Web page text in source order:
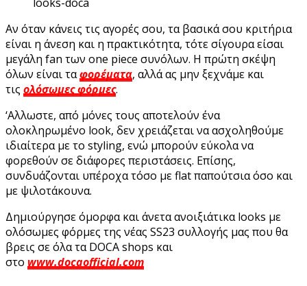
Αν όταν κάνεις τις αγορές σου, τα βασικά σου κριτήρια
είναι η άνεση και η πρακτικότητα, τότε σίγουρα είσαι
μεγάλη fan των one piece συνόλων. Η πρώτη σκέψη
όλων είναι ταφορέματα, αλλά ας μην ξεχνάμε και
τις ολόσωμες φόρμες.
‘Αλλωστε, από μόνες τους αποτελούν ένα
ολοκληρωμένο look, δεν χρειάζεται να ασχοληθούμε
ιδιαίτερα με το styling, ενώ μπορούν εύκολα να
φορεθούν σε διάφορες περιστάσεις. Επίσης,
συνδυάζονται υπέροχα τόσο με flat παπούτσια όσο και
με ψιλοτάκουνα.
Δημιούργησε όμορφα και άνετα ανοιξιάτικα looks με
ολόσωμες φόρμες της νέας SS23 συλλογής μας που θα
βρεις σε όλα τα DOCA shops και
στο www.docaofficial.com